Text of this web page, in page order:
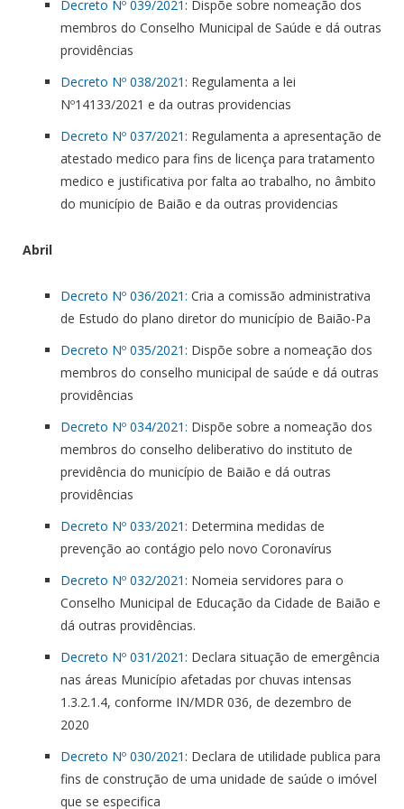
Decreto Nº 039/2021 : Dispõe sobre nomeação dos
membros do Conselho Municipal de Saúde e dá outras
providências
Decreto Nº 038/2021 : Regulamenta a lei
Nº14133/2021 e da outras providencias
Decreto Nº 037/2021 : Regulamenta a apresentação de
atestado medico para fins de licença para tratamento
medico e justificativa por falta ao trabalho, no âmbito
do município de Baião e da outras providencias
Abril
Decreto Nº 036/2021: Cria a comissão administrativa
de Estudo do plano diretor do município de Baião-Pa
Decreto Nº 035/2021 : Dispõe sobre a nomeação dos
membros do conselho municipal de saúde e dá outras
providências
Decreto Nº 034/2021: Dispõe sobre a nomeação dos
membros do conselho deliberativo do instituto de
previdência do município de Baião e dá outras
providências
Decreto Nº 033/2021 : Determina medidas de
prevenção ao contágio pelo novo Coronavírus
Decreto Nº 032/2021 : Nomeia servidores para o
Conselho Municipal de Educação da Cidade de Baião e
dá outras providências.
Decreto Nº 031/2021 : Declara situação de emergência
nas áreas Município afetadas por chuvas intensas
1.3.2.1.4, conforme IN/MDR 036, de dezembro de
2020
Decreto Nº 030/2021 : Declara de utilidade publica para
fins de construção de uma unidade de saúde o imóvel
que se especifica